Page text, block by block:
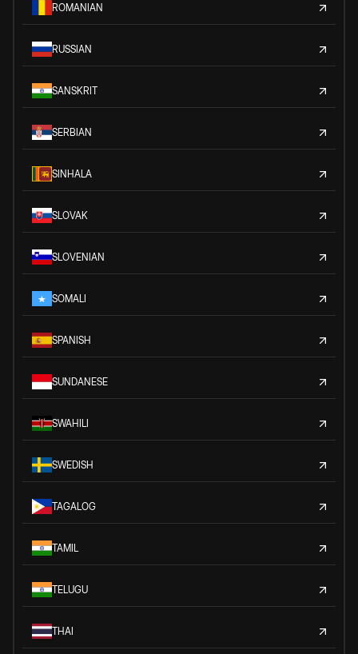
ROMANIAN
RUSSIAN
SANSKRIT
SERBIAN
SINHALA
SLOVAK
SLOVENIAN
SOMALI
SPANISH
SUNDANESE
SWAHILI
SWEDISH
TAGALOG
TAMIL
TELUGU
THAI